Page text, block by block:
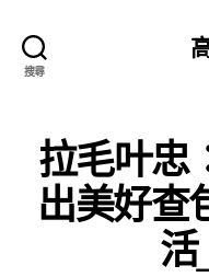
搜尋
拉毛叶忠
出美好查